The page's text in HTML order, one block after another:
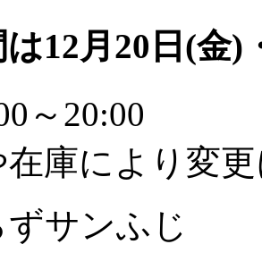
12月20日(金
～20:00
庫により変
ずサンふじ